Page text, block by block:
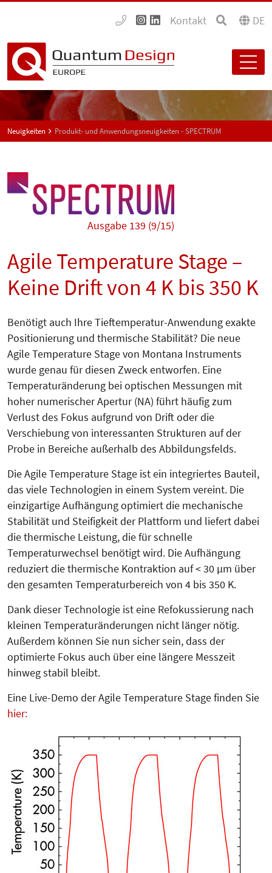
Kontakt DE
Neuigkeiten Produkt- und Anwendungsneuigkeiten - SPECTRUM
Ausgabe 139 (9/15)
Agile Temperature Stage –
Keine Drift von 4 K bis 350 K
Benötigt auch Ihre Tieftemperatur-Anwendung exakte
Positionierung und thermische Stabilität? Die neue
Agile Temperature Stage von Montana Instruments
wurde genau für diesen Zweck entworfen. Eine
Temperaturänderung bei optischen Messungen mit
hoher numerischer Apertur (NA) führt häufig zum
Verlust des Fokus aufgrund von Drift oder die
Verschiebung von interessanten Strukturen auf der
Probe in Bereiche außerhalb des Abbildungsfelds.
Die Agile Temperature Stage ist ein integriertes Bauteil,
das viele Technologien in einem System vereint. Die
einzigartige Aufhängung optimiert die mechanische
Stabilität und Steifigkeit der Plattform und liefert dabei
die thermische Leistung, die für schnelle
Temperaturwechsel benötigt wird. Die Aufhängung
reduziert die thermische Kontraktion auf < 30 µm über
den gesamten Temperaturbereich von 4 bis 350 K.
Dank dieser Technologie ist eine Re­fo­kussierung nach
kleinen Tem­pe­ra­turänderungen nicht länger nötig.
Außerdem können Sie nun sicher sein, dass der
optimierte Fokus auch über eine längere Messzeit
hinweg stabil bleibt.
Eine Live-Demo der Agile Tem­pe­ra­ture Stage finden Sie
hier: